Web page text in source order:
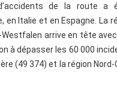
de la route a
en Italie et en Espagne. La
Westfalen arrive en tête
à dépasser les 60 000
(49 374) et la région Nord-